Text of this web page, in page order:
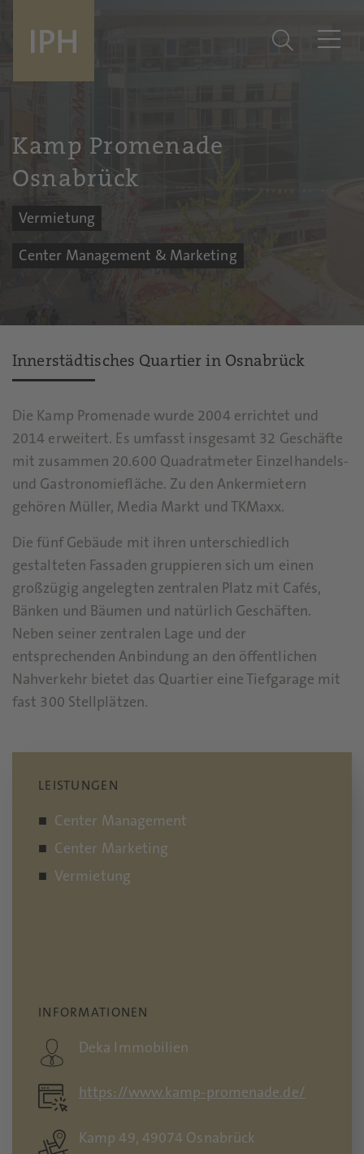
Kamp Promenade
Osnabrück
Vermietung
Center Management & Marketing
Innerstädtisches Quartier in Osnabrück
Die Kamp Promenade wurde 2004 errichtet und
2014 erweitert. Es umfasst insgesamt 32 Geschäfte
mit zusammen 20.600 Quadratmeter Einzelhandels-
und Gastronomiefläche. Zu den Ankermietern
gehören Müller, Media Markt und TKMaxx.
Die fünf Gebäude mit ihren unterschiedlich
gestalteten Fassaden gruppieren sich um einen
großzügig angelegten zentralen Platz mit Cafés,
Bänken und Bäumen und natürlich Geschäften.
Neben seiner zentralen Lage und der
entsprechenden Anbindung an den öffentlichen
Nahverkehr bietet das Quartier eine Tiefgarage mit
fast 300 Stellplätzen.
LEISTUNGEN
Center Management
Center Marketing
Vermietung
INFORMATIONEN
Deka Immobilien
https://www.kamp-promenade.de/
Kamp 49, 49074 Osnabrück